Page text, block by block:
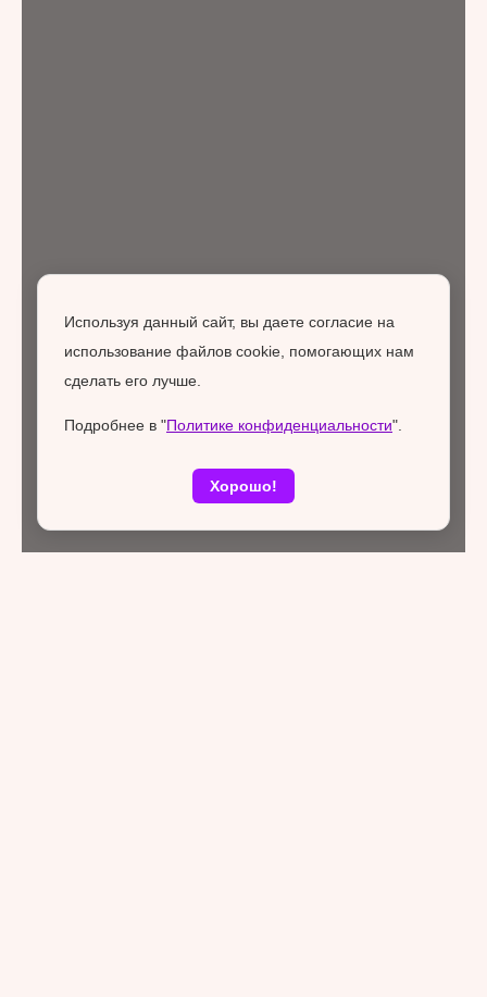
Используя данный сайт, вы даете согласие на
использование файлов cookie, помогающих нам
сделать его лучше.
Подробнее в "Политике конфиденциальности".
Хорошо!